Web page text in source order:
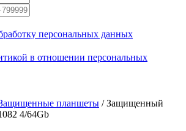
персональных данных
в отношении персональных
планшеты /Защищенный
4/64Gb